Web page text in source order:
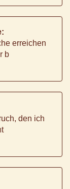
erreichen
b
den ich